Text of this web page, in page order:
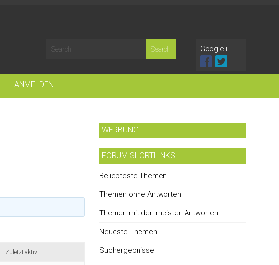
Google+
ANMELDEN
Zuletzt aktiv
WERBUNG
FORUM SHORTLINKS
Beliebteste Themen
Themen ohne Antworten
Themen mit den meisten Antworten
Neueste Themen
Suchergebnisse